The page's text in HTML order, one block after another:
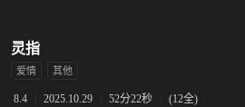
灵指
爱情 其他
8.4 2025.10.29 52分22秒 (12全)